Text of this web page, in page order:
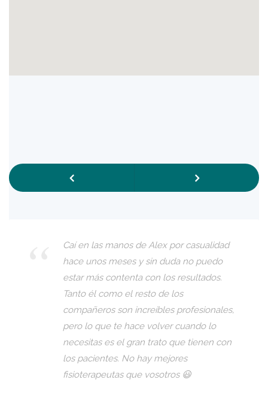
Previous Next
Caí en las manos de Alex por casualidad
hace unos meses y sin duda no puedo
estar más contenta con los resultados.
Tanto él como el resto de los
compañeros son increíbles profesionales,
pero lo que te hace volver cuando lo
necesitas es el gran trato que tienen con
los pacientes. No hay mejores
fisioterapeutas que vosotros 😃